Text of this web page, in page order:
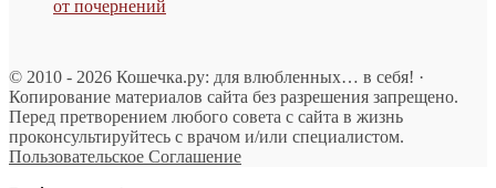
от почернений
© 2010 - 2026 Кошечка.ру: для влюбленных… в себя! ·
Копирование материалов сайта без разрешения запрещено.
Перед претворением любого совета с сайта в жизнь
проконсультируйтесь с врачом и/или специалистом.
Пользовательское Соглашение